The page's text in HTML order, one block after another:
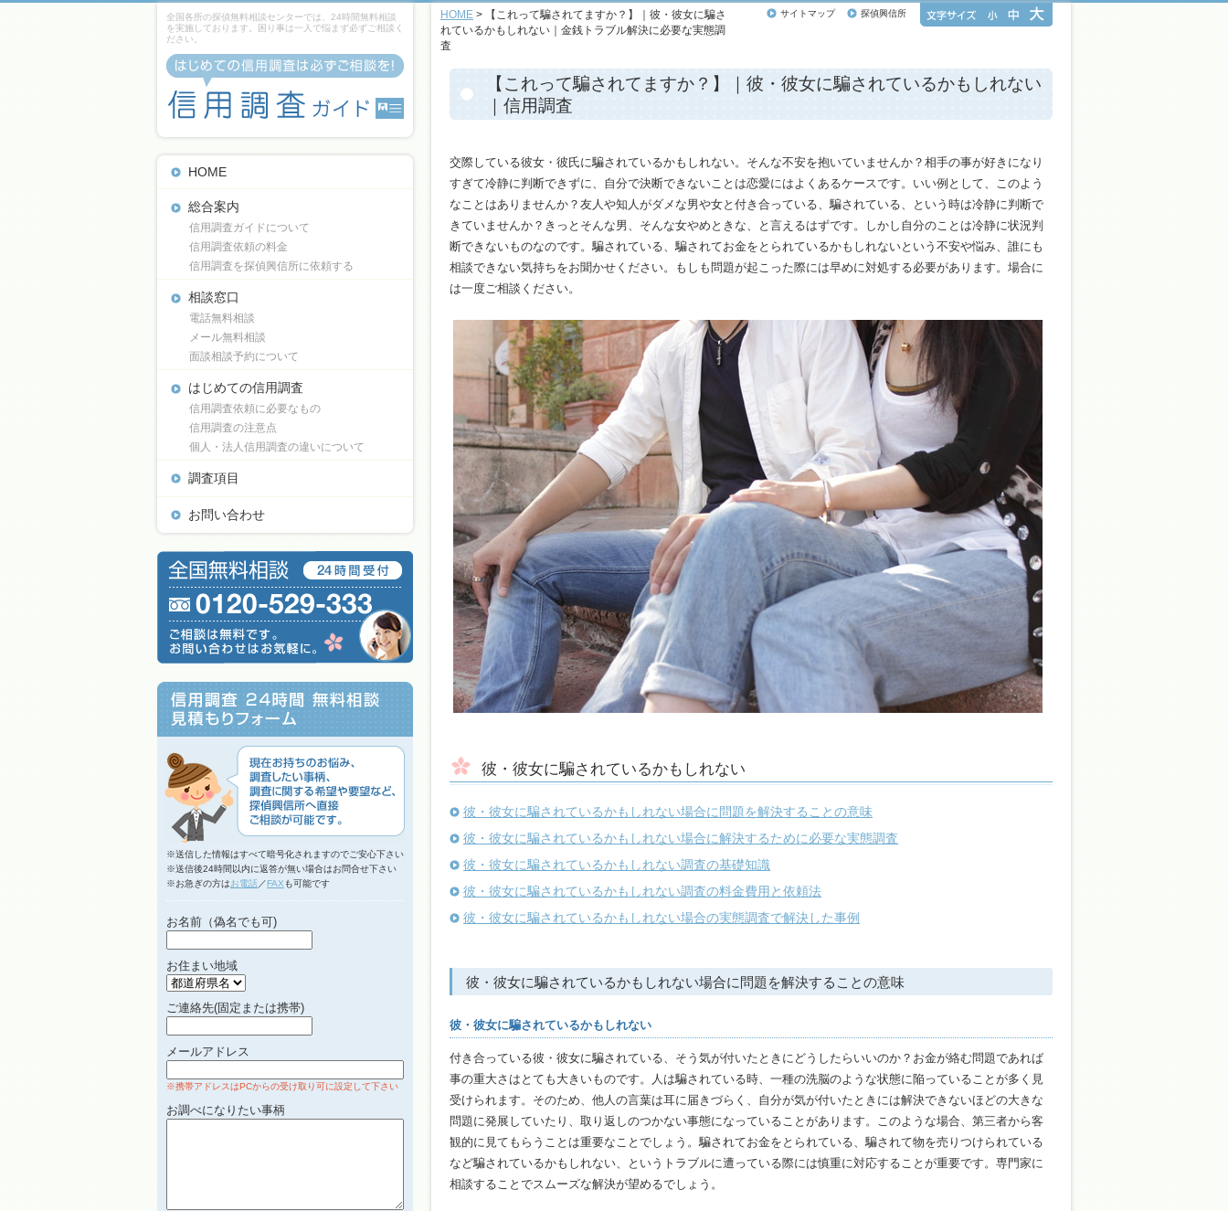
【これって騙されてますか？】｜彼・彼女に騙されているかもしれない
｜信用調査
交際している彼女・彼氏に騙されているかもしれない。そんな不安を抱いていませんか？相手の事が好きになり
すぎて冷静に判断できずに、自分で決断できないことは恋愛にはよくあるケースです。いい例として、このよう
なことはありませんか？友人や知人がダメな男や女と付き合っている、騙されている、という時は冷静に判断で
きていませんか？きっとそんな男、そんな女やめときな、と言えるはずです。しかし自分のことは冷静に状況判
断できないものなのです。騙されている、騙されてお金をとられているかもしれないという不安や悩み、誰にも
相談できない気持ちをお聞かせください。もしも問題が起こった際には早めに対処する必要があります。場合に
は一度ご相談ください。
彼・彼女に騙されているかもしれない
彼・彼女に騙されているかもしれない場合に問題を解決することの意味
彼・彼女に騙されているかもしれない場合に解決するために必要な実態調査
彼・彼女に騙されているかもしれない調査の基礎知識
彼・彼女に騙されているかもしれない調査の料金費用と依頼法
彼・彼女に騙されているかもしれない場合の実態調査で解決した事例
彼・彼女に騙されているかもしれない場合に問題を解決することの意味
彼・彼女に騙されているかもしれない
付き合っている彼・彼女に騙されている、そう気が付いたときにどうしたらいいのか？お金が絡む問題であれば
事の重大さはとても大きいものです。人は騙されている時、一種の洗脳のような状態に陥っていることが多く見
受けられます。そのため、他人の言葉は耳に届きづらく、自分が気が付いたときには解決できないほどの大きな
問題に発展していたり、取り返しのつかない事態になっていることがあります。このような場合、第三者から客
観的に見てもらうことは重要なことでしょう。騙されてお金をとられている、騙されて物を売りつけられている
など騙されているかもしれない、というトラブルに遭っている際には慎重に対応することが重要です。専門家に
相談することでスムーズな解決が望めるでしょう。
全国各所の探偵無料相談センターでは、24時間無料相談
を実施しております。困り事は一人で悩まず必ずご相談く
ださい。
HOME
総合案内
信用調査ガイドについて
信用調査依頼の料金
信用調査を探偵興信所に依頼する
相談窓口
電話無料相談
メール無料相談
面談相談予約について
はじめての信用調査
信用調査依頼に必要なもの
信用調査の注意点
個人・法人信用調査の違いについて
調査項目
お問い合わせ
※送信した情報はすべて暗号化されますのでご安心下さい
※送信後24時間以内に返答が無い場合はお問合せ下さい
※お急ぎの方はお電話 ／FAX も可能です
お名前（偽名でも可)
お住まい地域
ご連絡先(固定または携帯)
メールアドレス
※携帯アドレスはPCからの受け取り可に設定して下さい
お調べになりたい事柄
HOME > 【これって騙されてますか？】｜彼・彼女に騙さ
れているかもしれない｜金銭トラブル解決に必要な実態調
査
サイトマップ 探偵興信所